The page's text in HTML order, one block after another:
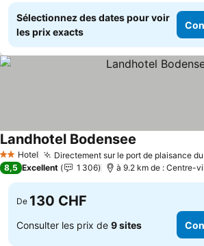
Sélectionnez des dates pour voir
les prix exacts
2 Étoiles
Hotel Directement sur le port de plaisance
Landhotel Bodensee
8,5 Excellent 1 306 à 9.2 km de : Centre-
De 130 CHF
Consulter les prix de 9 sites